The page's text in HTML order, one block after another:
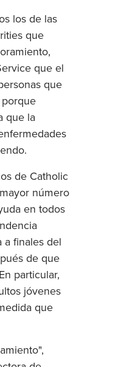
los de las
que
que el
que
que la
de Catholic
número
en todos
a finales del
de que
particular,
jóvenes
que